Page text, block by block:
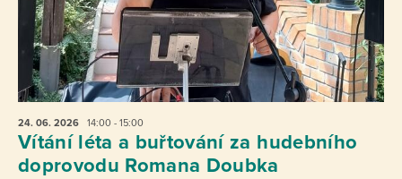
24. 06. 2026 14:00 - 15:00
Vítání léta a buřtování za hudebního
doprovodu Romana Doubka